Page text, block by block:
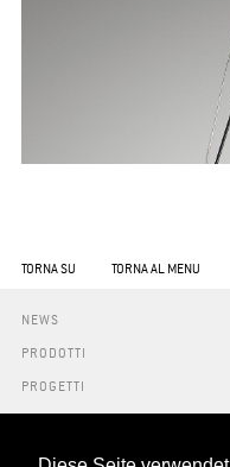
TORNA SU TORNA AL MENU
NEWS
PRODOTTI
PROGETTI